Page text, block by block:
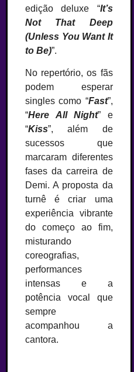
edição deluxe “It’s
Not That Deep
(Unless You Want It
to Be)”.
No repertório, os fãs
podem esperar
singles como “Fast”,
“Here All Night” e
“Kiss”, além de
sucessos que
marcaram diferentes
fases da carreira de
Demi. A proposta da
turnê é criar uma
experiência vibrante
do começo ao fim,
misturando
coreografias,
performances
intensas e a
potência vocal que
sempre
acompanhou a
cantora.